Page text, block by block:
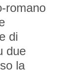
romano
di
due
la